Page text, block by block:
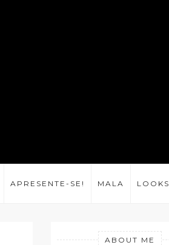
APRESENTE-SE! MALA LOOKS
ABOUT ME